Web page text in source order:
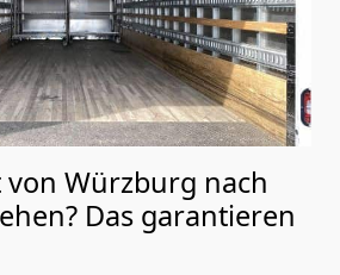
Würzburg nach
Das garantieren